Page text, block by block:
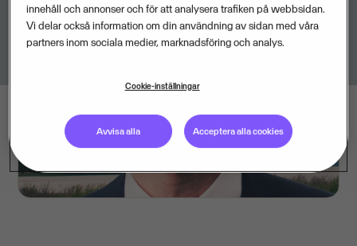
innehåll och annonser och för att analysera trafiken på webbsidan.
Vi delar också information om din användning av sidan med våra
partners inom sociala medier, marknadsföring och analys.
Cookie-inställningar
Avvisa alla Acceptera alla cookies